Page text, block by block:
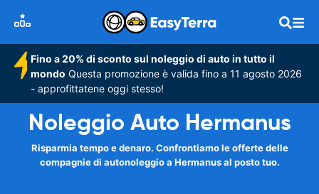
Fino a 20% di sconto sul noleggio di auto in tutto il
mondo Questa promozione è valida fino a 11 agosto 2026
- approfittatene oggi stesso!
Noleggio Auto Hermanus
Risparmia tempo e denaro. Confrontiamo le offerte delle
compagnie di autonoleggio a Hermanus al posto tuo.